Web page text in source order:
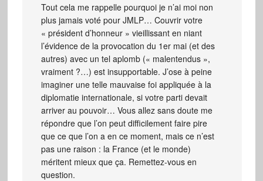
Tout cela me rappelle pourquoi je n’ai moi non
plus jamais voté pour JMLP… Couvrir votre
« président d’honneur » vieillissant en niant
l’évidence de la provocation du 1er mai (et des
autres) avec un tel aplomb (« malentendus »,
vraiment ?…) est insupportable. J’ose à peine
imaginer une telle mauvaise foi appliquée à la
diplomatie internationale, si votre parti devait
arriver au pouvoir… Vous allez sans doute me
répondre que l’on peut difficilement faire pire
que ce que l’on a en ce moment, mais ce n’est
pas une raison : la France (et le monde)
méritent mieux que ça. Remettez-vous en
question.